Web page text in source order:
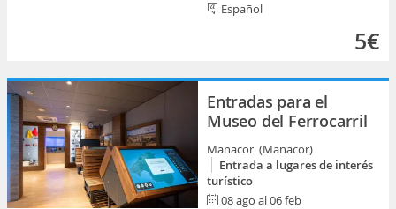
Español
5€
Entradas para el
Museo del Ferrocarril
Manacor (Manacor)
Entrada a lugares de interés
turístico
08 ago al 06 feb